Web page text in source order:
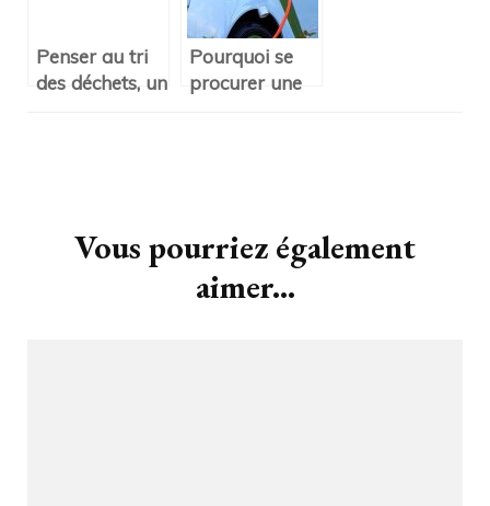
Penser au tri
des déchets, un
Pourquoi se
procurer une
Vous pourriez également
aimer...